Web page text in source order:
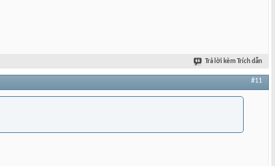
Trả lời kèm Trích dẫn
#11